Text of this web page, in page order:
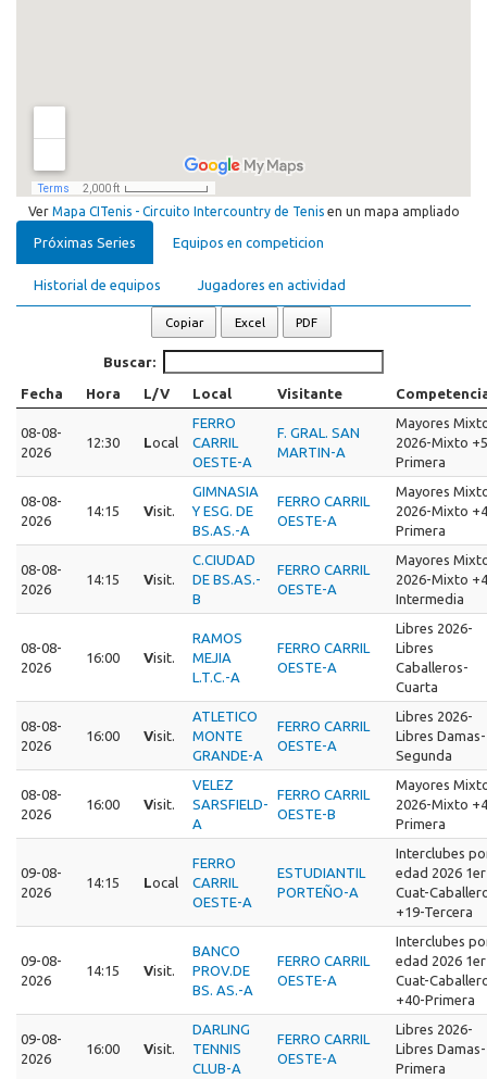
Ver Mapa CITenis - Circuito Intercountry de Tenisen un mapa ampliado
Próximas Series Equipos en competicion
Historial de equipos Jugadores en actividad
Copiar Excel PDF
Buscar:
Fecha Hora L/V Local Visitante
08-08-
2026
12:30 Local
FERRO
CARRIL
OESTE-A
F. GRAL. SAN
MARTIN-A
Mayores
2026-Mixto
Primera
08-08-
2026
14:15 Visit.
GIMNASIA
Y ESG. DE
BS.AS.-A
FERRO CARRIL
OESTE-A
Mayores
2026-Mixto
Primera
08-08-
2026
14:15 Visit.
C.CIUDAD
DE BS.AS.-
B
FERRO CARRIL
OESTE-A
Mayores
2026-Mixto
Intermedia
08-08-
2026
16:00 Visit.
RAMOS
MEJIA
L.T.C.-A
FERRO CARRIL
OESTE-A
Libres 2026-
Libres
Caballeros-
Cuarta
08-08-
2026
16:00 Visit.
ATLETICO
MONTE
GRANDE-A
FERRO CARRIL
OESTE-A
Libres 2026-
Libres Damas-
Segunda
08-08-
2026
16:00 Visit.
VELEZ
SARSFIELD-
A
FERRO CARRIL
OESTE-B
Mayores
2026-Mixto
Primera
09-08-
2026
14:15 Local
FERRO
CARRIL
OESTE-A
ESTUDIANTIL
PORTEÑO-A
Interclubes
edad 2026 1er
Cuat-
+19-Tercera
09-08-
2026
14:15 Visit.
BANCO
PROV.DE
BS. AS.-A
FERRO CARRIL
OESTE-A
Interclubes
edad 2026 1er
Cuat-
+40-Primera
09-08-
2026
16:00 Visit.
DARLING
TENNIS
CLUB-A
FERRO CARRIL
OESTE-A
Libres 2026-
Libres Damas-
Primera